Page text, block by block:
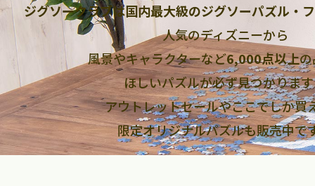
ジグソークラブは国内最大級のジグソーパズル・
人気のディズニーから
風景やキャラクターなど6,000点以上
ほしいパズルが必ず見つかりま
アウトレットセールやここでしか買
限定オリジナルパズルも販売中で